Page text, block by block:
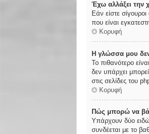
Έχω αλλάξει την
Εάν είστε
που είναι
Κορυφή
Η γλώσσα μου δεν
Το πιθανότερο
δεν υπάρχει
στις σελίδες του
Κορυφή
Πώς μπορώ να
Υπάρχουν δύο
συνδέεται με το